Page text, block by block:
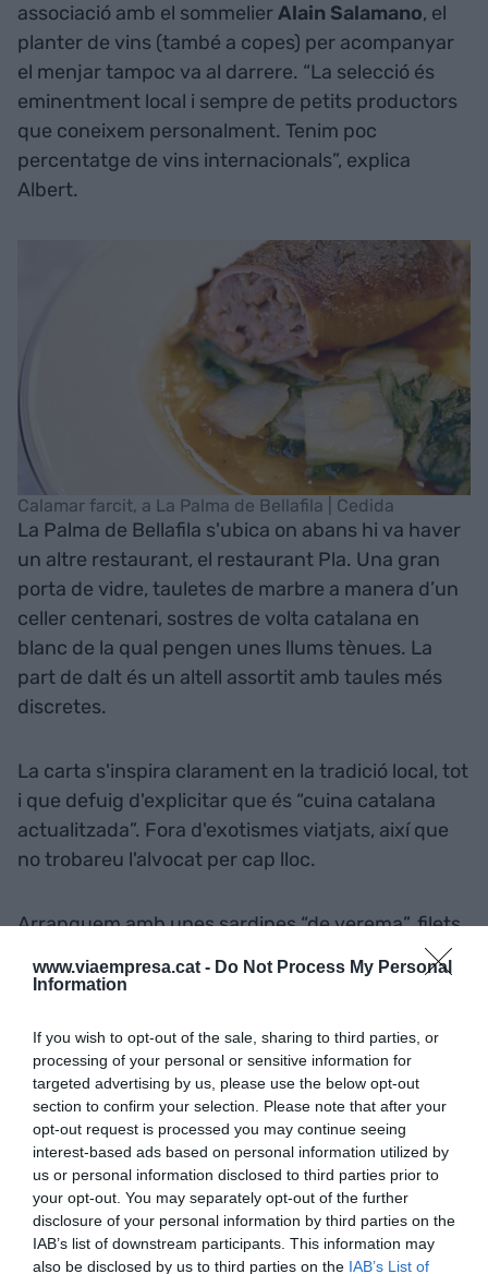
www.viaempresa.cat - Do Not Process My Personal
Information
If you wish to opt-out of the sale, sharing to third parties, or
processing of your personal or sensitive information for
targeted advertising by us, please use the below opt-out
section to confirm your selection. Please note that after your
opt-out request is processed you may continue seeing
interest-based ads based on personal information utilized by
us or personal information disclosed to third parties prior to
your opt-out. You may separately opt-out of the further
disclosure of your personal information by third parties on the
IAB’s list of downstream participants. This information may
also be disclosed by us to third parties on the IAB’s List of
associació amb el sommelierAlain Salamano, el
planter de vins (també a copes) per acompanyar
el menjar tampoc va al darrere. “La selecció és
eminentment local i sempre de petits productors
que coneixem personalment. Tenim poc
percentatge de vins internacionals”, explica
Albert.
Calamar farcit, a La Palma de Bellafila | Cedida
La Palma de Bellafila s'ubica on abans hi va haver
un altre restaurant, el restaurant Pla. Una gran
porta de vidre, tauletes de marbre a manera d’un
celler centenari, sostres de volta catalana en
blanc de la qual pengen unes llums tènues. La
part de dalt és un altell assortit amb taules més
discretes.
La carta s'inspira clarament en la tradició local, tot
i que defuig d'explicitar que és “cuina catalana
actualitzada”. Fora d'exotismes viatjats, així que
no trobareu l'alvocat per cap lloc.
Arranquem amb unes sardines “de verema”, filets
de sardina enrotllada i marinada en raïm. “És un
dels entrants que no es poden obviar”, assenyala
amb pomes escalivades i amb uns ous remenats
amb bledes i tòfona. El morro de bacallà confitat i
el calamar farcit serien altres dels plats mariners
que no ens hem de perdre en una primera visita.
Giménez: "Teníem la il·lusió
d'un projecte així: cuina molt